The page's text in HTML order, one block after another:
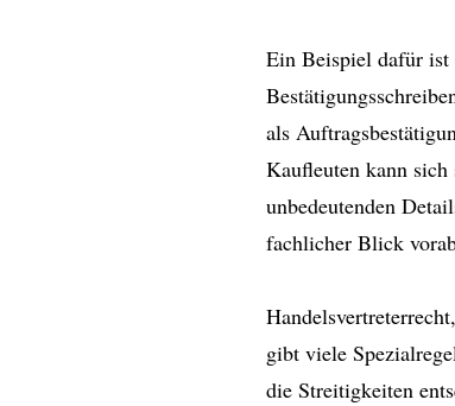
Ein Beispiel dafür ist
als
Kaufleuten kann sich
unbedeutenden
fachlicher Blick
gibt viele
die Streitigkeiten